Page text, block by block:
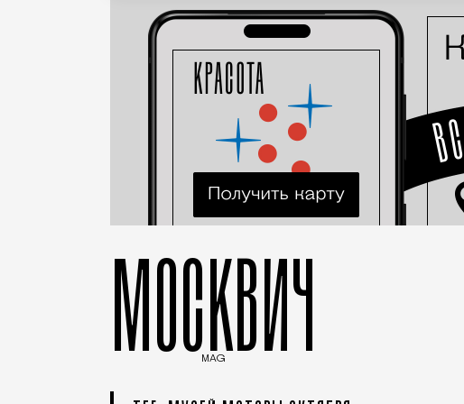
МОСКВИЧ
MAG